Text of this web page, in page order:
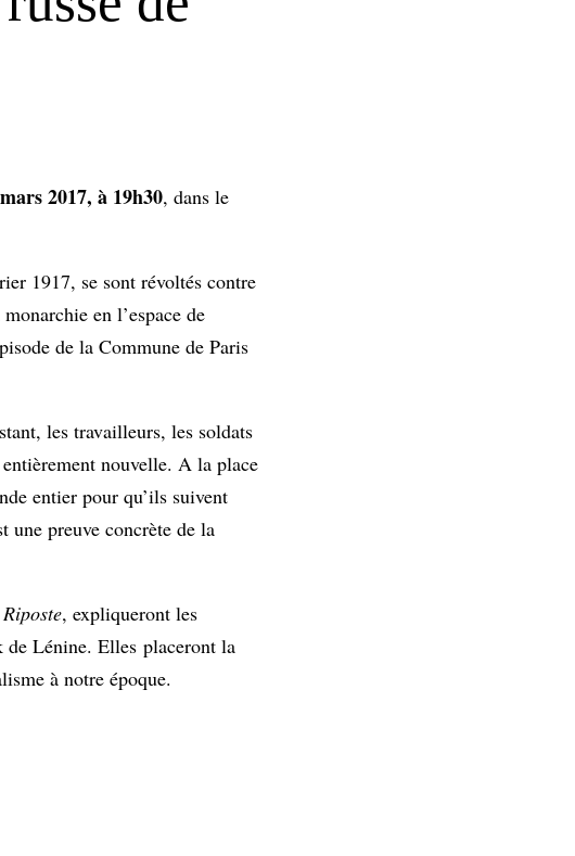
2017, à 19h30, dans le
1917, se sont révoltés contre
en l’espace de
de la Commune de Paris
les travailleurs, les soldats
nouvelle. A la place
entier pour qu’ils suivent
une preuve concrète de la
, expliqueront les
de Lénine. Elles placeront la
à notre époque.